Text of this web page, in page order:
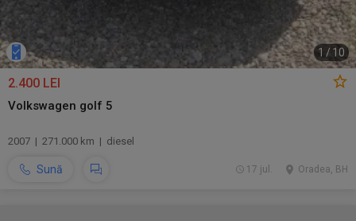
1 / 10
2.400 LEI
Volkswagen golf 5
2007 | 271.000 km | diesel
Sună Oradea, BH
17 jul.